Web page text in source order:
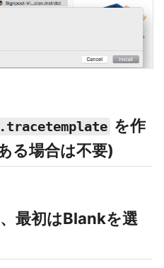
を作
る場合は不要)
最初はBlankを選